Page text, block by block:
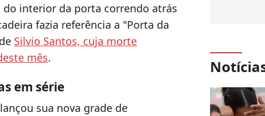
interior da porta correndo atrás
fazia referência a "Porta da
Silvio Santos, cuja morte
mês.
em série
sua nova grade de